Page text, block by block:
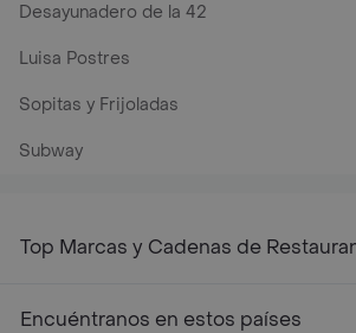
Desayunadero de la 42
Luisa Postres
Sopitas y Frijoladas
Subway
Top Marcas y Cadenas de
Encuéntranos en estos países